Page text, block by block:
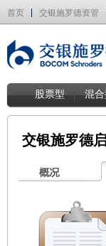
首页 交银施罗德资管
股票型 混
交银施罗德